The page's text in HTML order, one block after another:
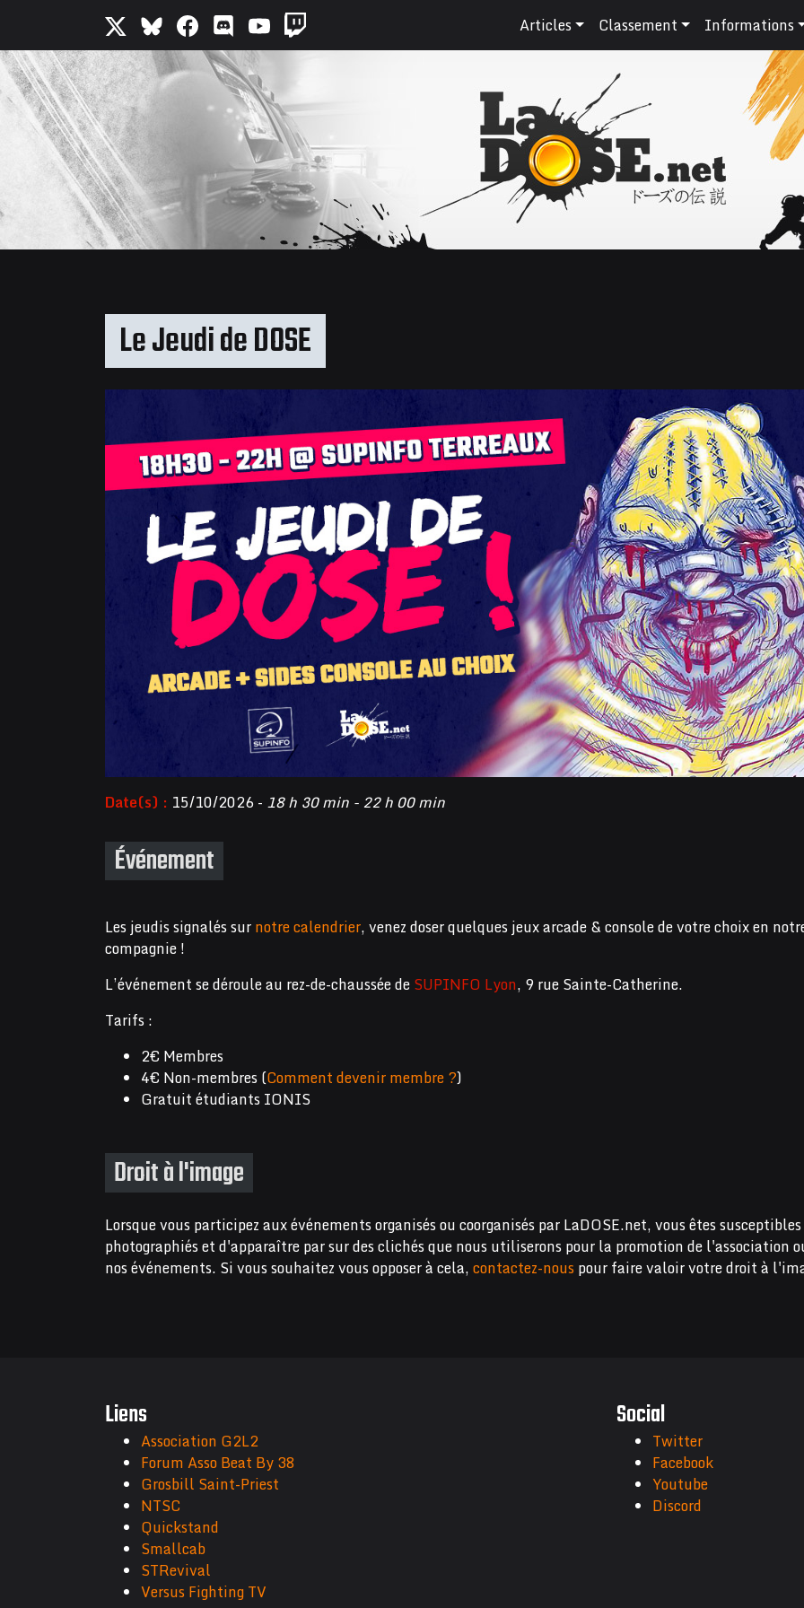
Articles Classement Informations
Le Jeudi de DOSE
Date(s) : 15/10/2026 - 18 h 30 min - 22 h 00 min
Événement
Les jeudis signalés surnotre calendrier, venez doser quelques jeux arcade & console de votre choix en
compagnie !
L’événement se déroule au rez-de-chaussée deSUPINFO Lyon, 9 rue Sainte-Catherine.
Tarifs :
2€ Membres
4€ Non-membres (Comment devenir membre ?)
Gratuit étudiants IONIS
Droit à l'image
Lorsque vous participez aux événements organisés ou coorganisés par LaDOSE.net, vous êtes
photographiés et d'apparaître par sur des clichés que nous utiliserons pour la promotion de l'association
nos événements. Si vous souhaitez vous opposer à cela,contactez-nouspour faire valoir votre droit à
Liens
Association G2L2
Forum Asso Beat By 38
Grosbill Saint-Priest
NTSC
Quickstand
Smallcab
STRevival
Versus Fighting TV
Social
Twitter
Facebook
Youtube
Discord